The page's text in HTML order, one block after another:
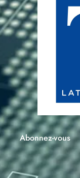
Abonnez-vous